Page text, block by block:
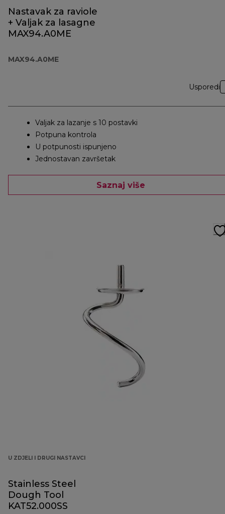
Nastavak za raviole
+ Valjak za lasagne
MAX94.A0ME
MAX94.A0ME
Usporedi
Valjak za lazanje s 10 postavki
Potpuna kontrola
U potpunosti ispunjeno
Jednostavan završetak
Saznaj više
U ZDJELI I DRUGI NASTAVCI
Stainless Steel
Dough Tool
KAT52.000SS